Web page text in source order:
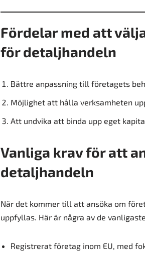
Fördelar med att
för detaljhandeln
Bättre anpassning till företagets
Möjlighet att hålla verksamheten
Att undvika att binda upp eget
Vanliga krav för att
detaljhandeln
När det kommer till att ansöka om
uppfyllas. Här är några av de
Registrerat företag inom EU, med